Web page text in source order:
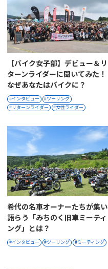
【バイク女子部】デビュー＆リ
ターンライダーに聞いてみた！
なぜあなたはバイクに？
インタビュー
ツーリング
リターンライダー
女性ライダー
希代の名車オーナーたちが集い
語らう「みちのく旧車ミーティ
ング」とは？
インタビュー ツーリング ミーティング